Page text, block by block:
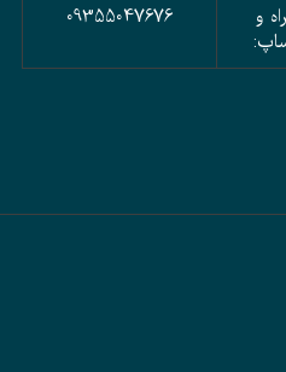
و
09355047676